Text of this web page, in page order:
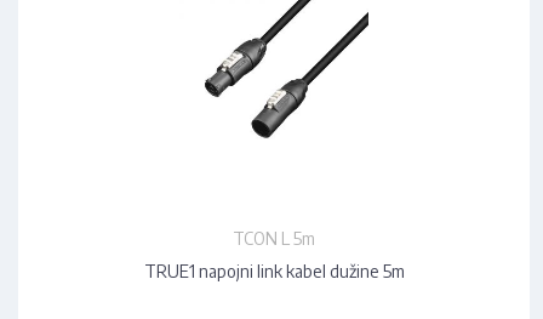
TCON L 5m
TRUE1 napojni link kabel dužine 5m